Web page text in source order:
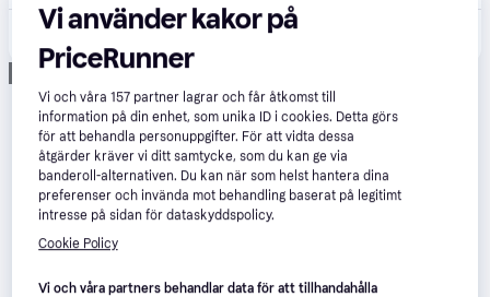
Annons
Vi använder kakor på
PriceRunner
Vi och våra157 partner lagrar och får åtkomst till
information på din enhet, som unika ID i cookies. Detta görs
för att behandla personuppgifter. För att vidta dessa
åtgärder kräver vi ditt samtycke, som du kan ge via
banderoll-alternativen. Du kan när som helst hantera dina
preferenser och invända mot behandling baserat på legitimt
intresse på sidan för dataskyddspolicy.
Cookie Policy
Vi och våra partners behandlar data för att tillhandahålla